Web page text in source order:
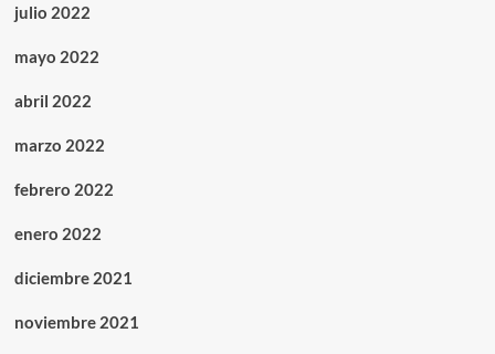
julio 2022
mayo 2022
abril 2022
marzo 2022
febrero 2022
enero 2022
diciembre 2021
noviembre 2021